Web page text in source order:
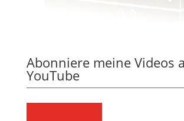
Abonniere meine Videos
YouTube